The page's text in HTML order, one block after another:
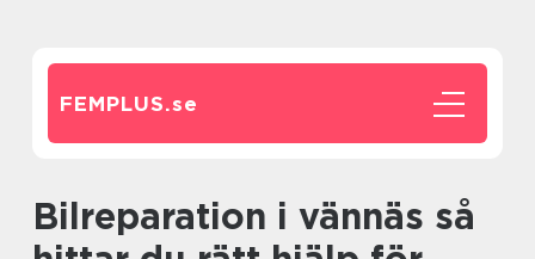
FEMPLUS.se
Bilreparation i vännäs så